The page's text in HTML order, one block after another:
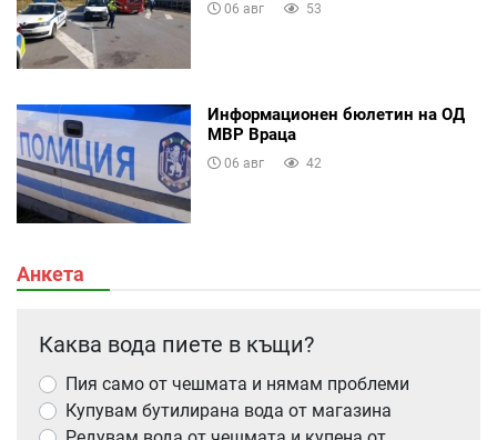
06 авг 53
Информационен бюлетин на ОД
МВР Враца
06 авг 42
Анкета
Каква вода пиете в къщи?
Пия само от чешмата и нямам проблеми
Купувам бутилирана вода от магазина